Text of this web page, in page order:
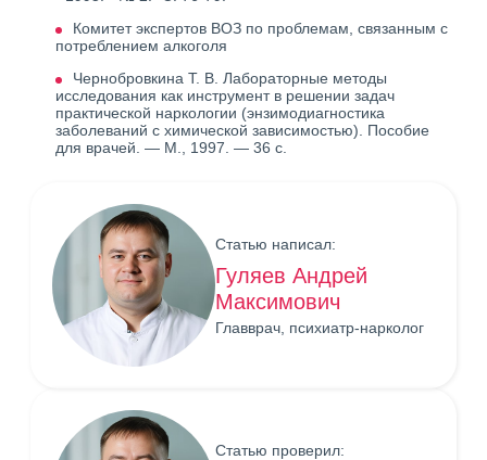
Комитет экспертов ВОЗ по проблемам, связанным с
потреблением алкоголя
Чернобровкина Т. В. Лабораторные методы
исследования как инструмент в решении задач
практической наркологии (энзимодиагностика
заболеваний с химической зависимостью). Пособие
для врачей. — М., 1997. — 36 с.
Статью написал:
Гуляев Андрей
Максимович
Главврач, психиатр-нарколог
Статью проверил: